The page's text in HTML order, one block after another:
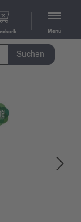
Menü
Suchen